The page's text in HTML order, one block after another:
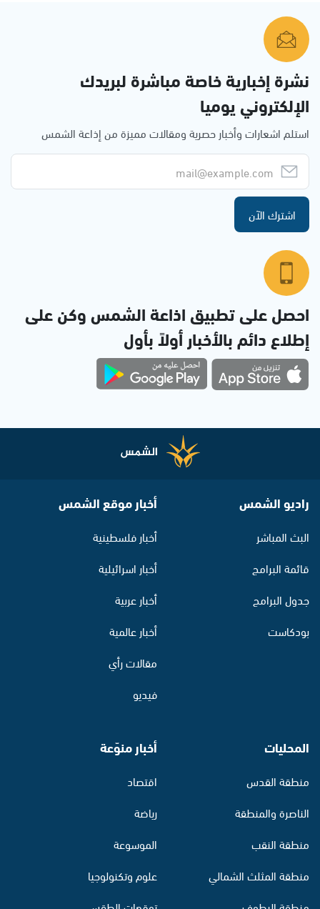
نشرة إخبارية خاصة مباشرة لبريدك
الإلكتروني يوميا
استلم اشعارات وأخبار حصرية ومقالات مميزة من إذاعة الشمس
اشترك الآن
احصل على تطبيق اذاعة الشمس وكن على
إطلاع دائم بالأخبار أولاً بأول
راديو الشمس
البث المباشر
قائمة البرامج
جدول البرامج
بودكاست
أخبار موقع الشمس
أخبار فلسطينية
أخبار اسرائيلية
أخبار عربية
أخبار عالمية
مقالات رأي
فيديو
المحليات
منطقة القدس
الناصرة والمنطقة
منطقة النقب
منطقة المثلث الشمالي
أخبار منوّعة
اقتصاد
رياضة
الموسوعة
علوم وتكنولوجيا